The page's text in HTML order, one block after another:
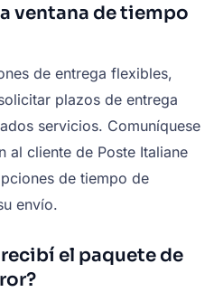
ventana de tiempo
de entrega flexibles,
plazos de entrega
servicios. Comuníquese
al cliente de Poste Italiane
de tiempo de
envío.
el paquete de